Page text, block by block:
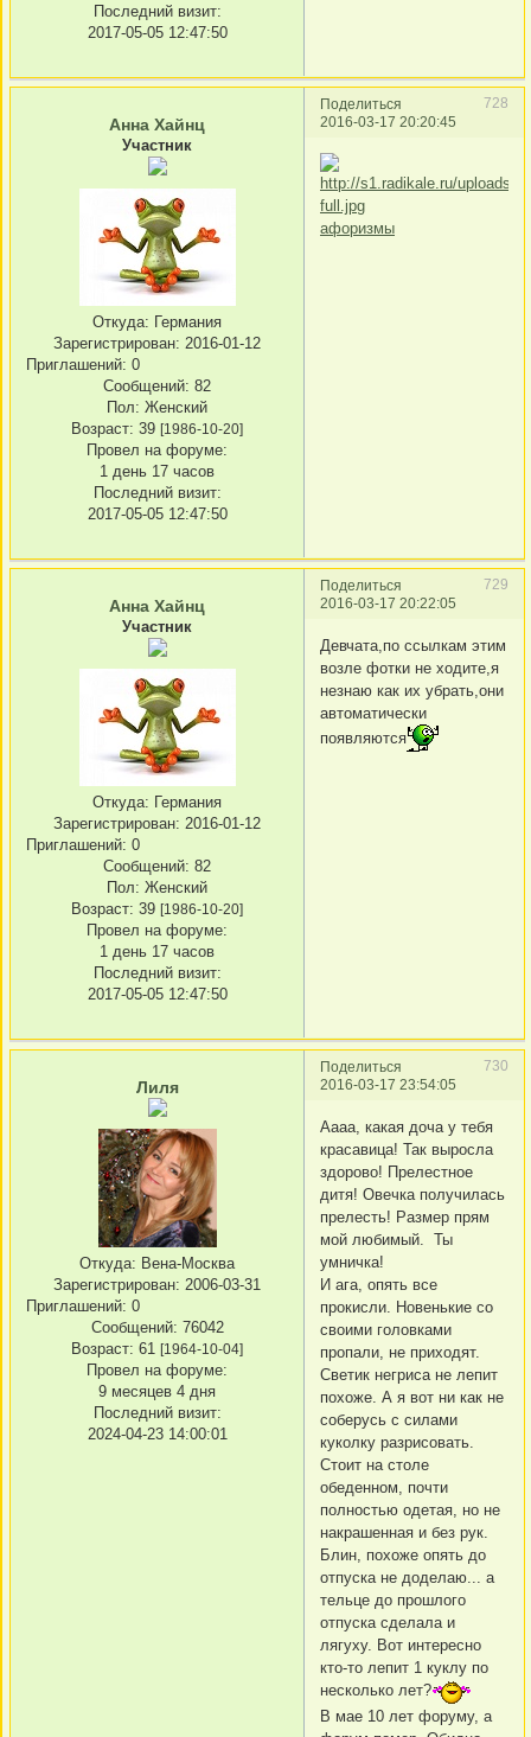
Последний визит:
2017-05-05 12:47:50
Поделиться
728
2016-03-17 20:20:45
Анна Хайнц
Участник
Откуда: Германия
Зарегистрирован: 2016-01-12
Приглашений: 0
Сообщений: 82
Пол: Женский
Возраст: 39 [1986-10-20]
Провел на форуме:
1 день 17 часов
Последний визит:
2017-05-05 12:47:50
афоризмы
Поделиться
729
2016-03-17 20:22:05
Анна Хайнц
Участник
Откуда: Германия
Зарегистрирован: 2016-01-12
Приглашений: 0
Сообщений: 82
Пол: Женский
Возраст: 39 [1986-10-20]
Провел на форуме:
1 день 17 часов
Последний визит:
2017-05-05 12:47:50
Девчата,по ссылкам этим
возле фотки не ходите,я
незнаю как их убрать,они
автоматически
появляются
Поделиться
730
2016-03-17 23:54:05
Лиля
Откуда: Вена-Москва
Зарегистрирован: 2006-03-31
Приглашений: 0
Сообщений: 76042
Возраст: 61 [1964-10-04]
Провел на форуме:
9 месяцев 4 дня
Последний визит:
2024-04-23 14:00:01
Аааа, какая доча у тебя
красавица! Так выросла
здорово! Прелестное
дитя! Овечка получилась
прелесть! Размер прям
мой любимый. Ты
умничка!
И ага, опять все
прокисли. Новенькие со
своими головками
пропали, не приходят.
Светик негриса не лепит
похоже. А я вот ни как не
соберусь с силами
куколку разрисовать.
Стоит на столе
обеденном, почти
полностью одетая, но не
накрашенная и без рук.
Блин, похоже опять до
отпуска не доделаю... а
тельце до прошлого
отпуска сделала и
лягуху. Вот интересно
кто-то лепит 1 куклу по
несколько лет?
В мае 10 лет форуму, а